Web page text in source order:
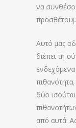
να
Αυτό μας
διέπει τη
ενδεχόμενα
δύο
από αυτά.